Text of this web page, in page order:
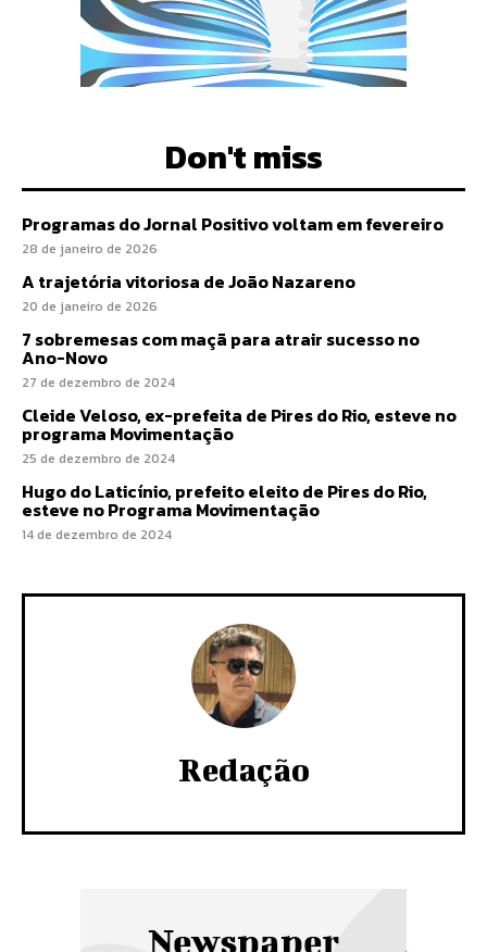
Don't miss
Programas do Jornal Positivo voltam em fevereiro
28 de janeiro de 2026
A trajetória vitoriosa de João Nazareno
20 de janeiro de 2026
7 sobremesas com maçã para atrair sucesso no
Ano-Novo
27 de dezembro de 2024
Cleide Veloso, ex-prefeita de Pires do Rio, esteve no
programa Movimentação
25 de dezembro de 2024
Hugo do Laticínio, prefeito eleito de Pires do Rio,
esteve no Programa Movimentação
14 de dezembro de 2024
Redação